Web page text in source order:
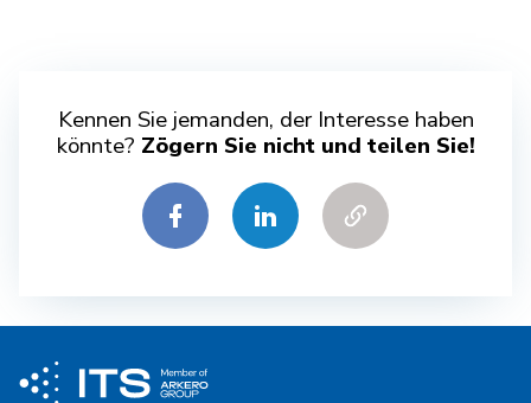
Kennen Sie jemanden, der Interesse haben
könnte? Zögern Sie nicht und teilen Sie!